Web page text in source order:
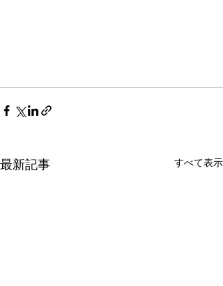
最新記事 すべて表示